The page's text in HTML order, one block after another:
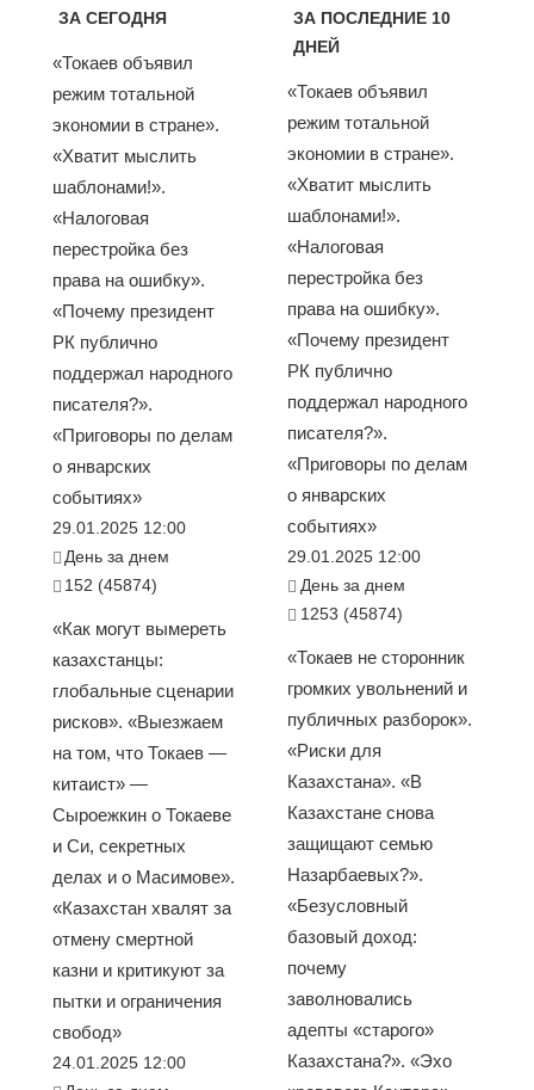
ЗА СЕГОДНЯ
«Токаев объявил
режим тотальной
экономии в стране».
«Хватит мыслить
шаблонами!».
«Налоговая
перестройка без
права на ошибку».
«Почему президент
РК публично
поддержал народного
писателя?».
«Приговоры по делам
о январских
событиях»
29.01.2025 12:00
День за днем
152 (45874)
«Как могут вымереть
казахстанцы:
глобальные сценарии
рисков». «Выезжаем
на том, что Токаев —
китаист» —
Сыроежкин о Токаеве
и Си, секретных
делах и о Масимове».
«Казахстан хвалят за
отмену смертной
казни и критикуют за
пытки и ограничения
свобод»
24.01.2025 12:00
ЗА ПОСЛЕДНИЕ 10
ДНЕЙ
«Токаев объявил
режим тотальной
экономии в стране».
«Хватит мыслить
шаблонами!».
«Налоговая
перестройка без
права на ошибку».
«Почему президент
РК публично
поддержал народного
писателя?».
«Приговоры по делам
о январских
событиях»
29.01.2025 12:00
День за днем
1253 (45874)
«Токаев не сторонник
громких увольнений и
публичных разборок».
«Риски для
Казахстана». «В
Казахстане снова
защищают семью
Назарбаевых?».
«Безусловный
базовый доход:
почему
заволновались
адепты «старого»
Казахстана?». «Эхо